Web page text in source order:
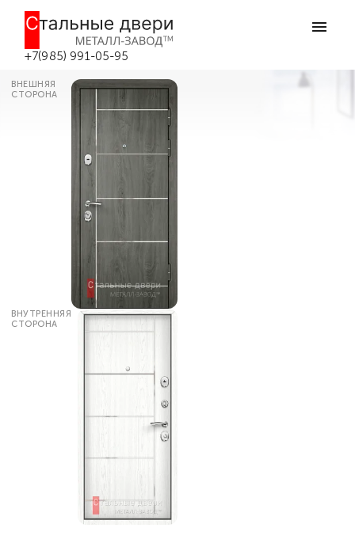
+7(985) 991-05-95
Недорогая входная дверь в
квартиру №35 в Боровске
ВНЕШНЯЯ
СТОРОНА
ВНУТРЕННЯЯ
СТОРОНА